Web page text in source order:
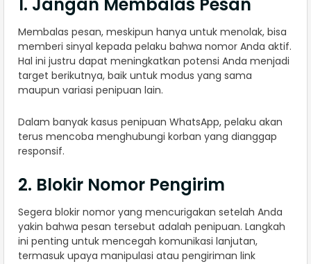
Membalas pesan, meskipun hanya untuk menolak, bisa
memberi sinyal kepada pelaku bahwa nomor Anda aktif.
Hal ini justru dapat meningkatkan potensi Anda menjadi
target berikutnya, baik untuk modus yang sama
maupun variasi penipuan lain.
Dalam banyak kasus penipuan WhatsApp, pelaku akan
terus mencoba menghubungi korban yang dianggap
responsif.
2. Blokir Nomor Pengirim
Segera blokir nomor yang mencurigakan setelah Anda
yakin bahwa pesan tersebut adalah penipuan. Langkah
ini penting untuk mencegah komunikasi lanjutan,
termasuk upaya manipulasi atau pengiriman link